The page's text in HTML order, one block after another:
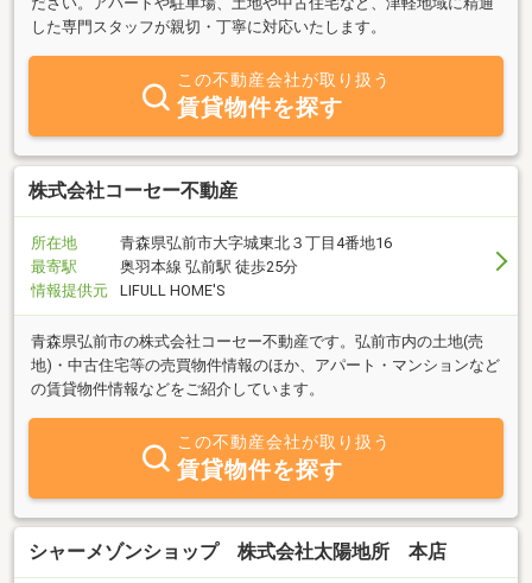
した専門スタッフが親切・丁寧に対応いたします。
この不動産会社が取り扱う
賃貸物件を探す
株式会社コーセー不動産
所在地
青森県弘前市大字城東北３丁目4番地16
最寄駅
奥羽本線 弘前駅 徒歩25分
情報提供元
LIFULL HOME'S
青森県弘前市の株式会社コーセー不動産です。弘前市内の土地(売
地)・中古住宅等の売買物件情報のほか、アパート・マンションなど
の賃貸物件情報などをご紹介しています。
この不動産会社が取り扱う
賃貸物件を探す
シャーメゾンショップ 株式会社太陽地所 本店